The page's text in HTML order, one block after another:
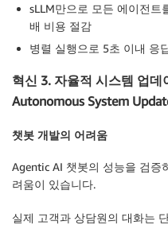
sLLM만으로 모든 에이전트
배 비용 절감
병렬 실행으로 5초 이내 응
혁신 3. 자율적 시스템 업
Autonomous System
챗봇 개발의 어려움
Agentic AI 챗봇의 성능을 검증
려움이 있습니다.
실제 고객과 상담원의 대화는